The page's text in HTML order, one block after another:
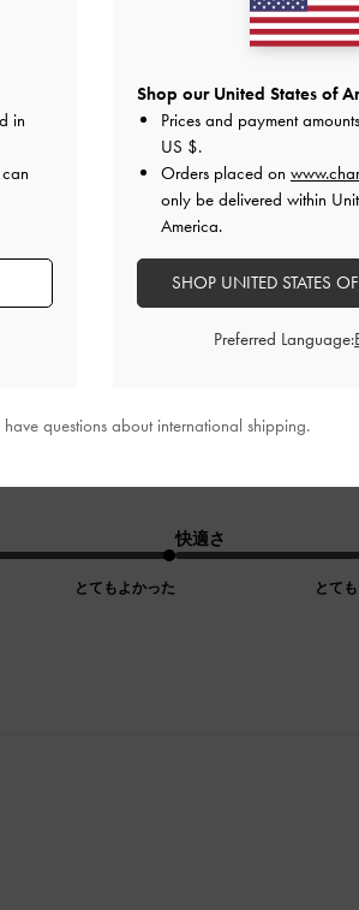
、ギフトとして贈りました。満足して
とてもよかった
快適さ
とて
いストッキングだと少しパカパカする
とてもよかった
快適さ
とて
in
can
Shop our United States of
Prices and payment
US $.
Orders placed on
only be delivered within
America.
SHOP UNITED STATES
Preferred Language:
questions about international shipping.